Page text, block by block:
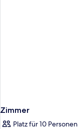
Zimmer
Platz für 10 Personen